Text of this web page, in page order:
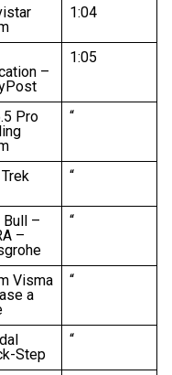
1:04
–
1:05
Pro
“
“
Bull –
–
“
Visma
a
“
Step
“